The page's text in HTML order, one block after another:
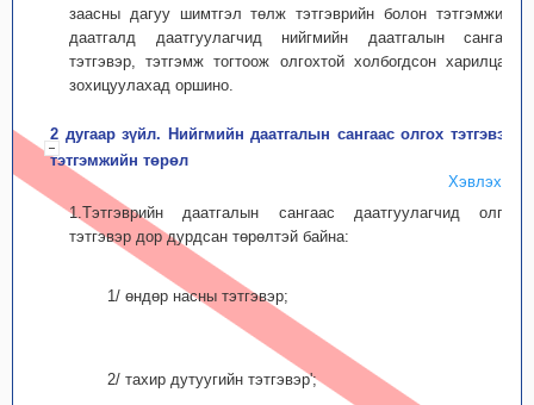
заасны дагуу шимтгэл төлж тэтгэврийн болон тэтгэмжийн
даатгалд даатгуулагчид нийгмийн даатгалын сангаас
тэтгэвэр, тэтгэмж тогтоож олгохтой холбогдсон харилцааг
зохицуулахад оршино.
2 дугаар зүйл. Нийгмийн даатгалын сангаас олгох тэтгэвэр,
тэтгэмжийн төрөл
Хэвлэх
1.Тэтгэврийн даатгалын сангаас даатгуулагчид олгох
тэтгэвэр дор дурдсан төрөлтэй байна:
1/ өндөр насны тэтгэвэр;
2/ тахир дутуугийн тэтгэвэр';